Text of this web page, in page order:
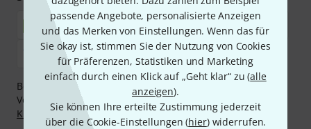
passende Angebote, personalisierte Anzeigen
und das Merken von Einstellungen. Wenn das für
Sie okay ist, stimmen Sie der Nutzung von Cookies
für Präferenzen, Statistiken und Marketing
einfach durch einen Klick auf „Geht klar“ zu (alle
anzeigen).
Sie können Ihre erteilte Zustimmung jederzeit
über die Cookie-Einstellungen (hier) widerrufen.
Bezahlen Sie vertraulich und sicher per Nachnahme,
Vorkasse, PayPal, Amazon Pay,Klarna Sofort bezahlen
Klarna Ratenzahlungoder Kreditkarte.